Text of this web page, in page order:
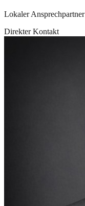
Lokaler Ansprechpartner
Direkter Kontakt